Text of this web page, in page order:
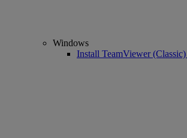
Windows
Install TeamViewer